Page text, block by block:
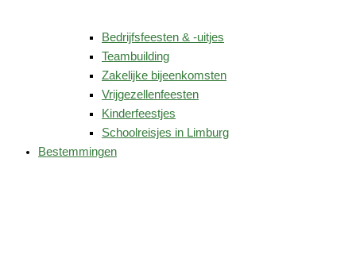
Bedrijfsfeesten & -uitjes
Teambuilding
Zakelijke bijeenkomsten
Vrijgezellenfeesten
Kinderfeestjes
Schoolreisjes in Limburg
Bestemmingen